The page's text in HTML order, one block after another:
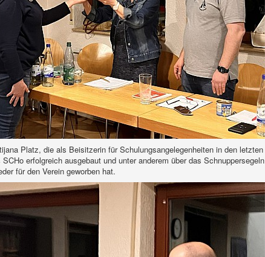
Platz, die als Beisitzerin für Schulungsangelegenheiten in den letzten
erfolgreich ausgebaut und unter anderem über das Schnuppersegeln
für den Verein geworben hat.